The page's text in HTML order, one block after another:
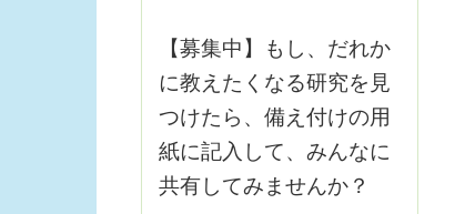
【募集中】もし、だれか
に教えたくなる研究を見
つけたら、備え付けの用
紙に記入して、みんなに
共有してみませんか？